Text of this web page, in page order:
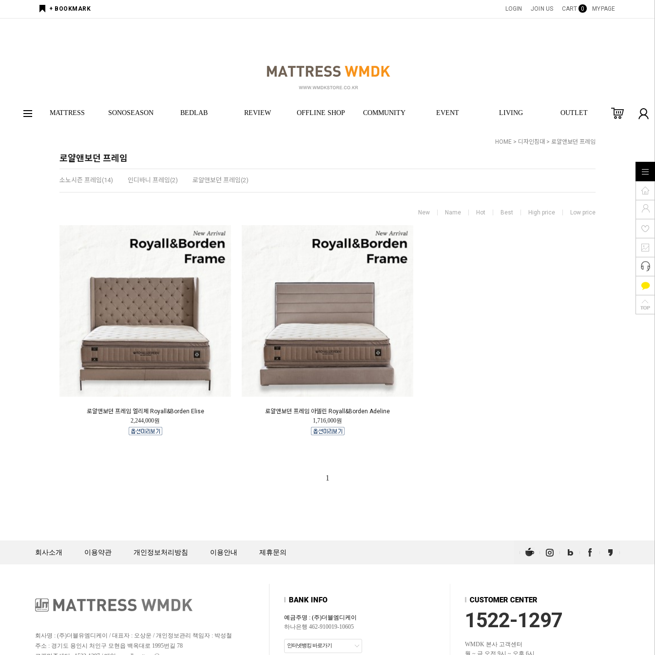
+ BOOKMARK LOGIN JOIN US CART 0 MYPAGE
MATTRESS SONOSEASON BEDLAB REVIEW OFFLINE SHOP COMMUNITY EVENT LIVING OUTLET
HOME > 디자인침대 > 로얄앤보던 프레임
로얄앤보던 프레임
소노시즌 프레임(14) 인디바니 프레임(2) 로얄앤보던 프레임(2)
New Name Hot Best High price Low price
로얄앤보던 프레임 엘리제 Royall&Borden Elise
2,244,000원
로얄앤보던 프레임 아델린 Royall&Borden Adeline
1,716,000원
1
회사소개 이용약관 개인정보처리방침 이용안내 제휴문의
회사명 : (주)더블유엠디케이 / 대표자 : 오상운 / 개인정보관리 책임자 : 박성철
주소 : 경기도 용인시 처인구 모현읍 백옥대로 1995번길 78
예금주명 : (주)더블엠디케이
하나은행 462-910019-10605
인터넷뱅킹 바로가기
1522-1297
WMDK 본사 고객센터
월 ~ 금 오전 9시 ~ 오후 6시